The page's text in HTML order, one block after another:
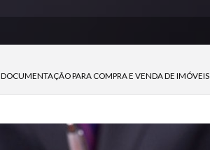
DOCUMENTAÇÃO PARA COMPRA E VENDA DE IMÓVEIS